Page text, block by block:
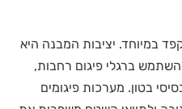
במיוחד. יציבות המבנה היא
ברגלי פיגום רחבות,
בטון. מערכות פיגומים